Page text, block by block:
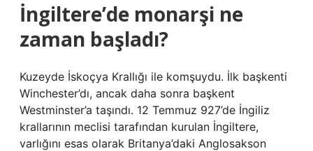
İngiltere’de monarşi ne
zaman başladı?
Kuzeyde İskoçya Krallığı ile komşuydu. İlk başkenti
Winchester’dı, ancak daha sonra başkent
Westminster’a taşındı. 12 Temmuz 927’de İngiliz
krallarının meclisi tarafından kurulan İngiltere,
varlığını esas olarak Britanya’daki Anglosakson